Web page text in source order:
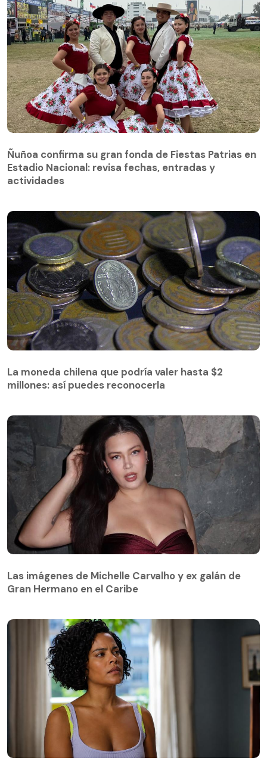
Ñuñoa confirma su gran fonda de Fiestas Patrias en
Estadio Nacional: revisa fechas, entradas y
actividades
La moneda chilena que podría valer hasta $2
millones: así puedes reconocerla
Las imágenes de Michelle Carvalho y ex galán de
Gran Hermano en el Caribe